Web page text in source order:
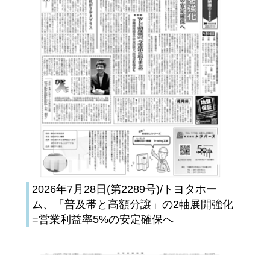
2026年7月28日(第2289号)/トヨタホー
ム、「普及帯と高額分譲」の2軸展開強化
=営業利益率5%の安定確保へ